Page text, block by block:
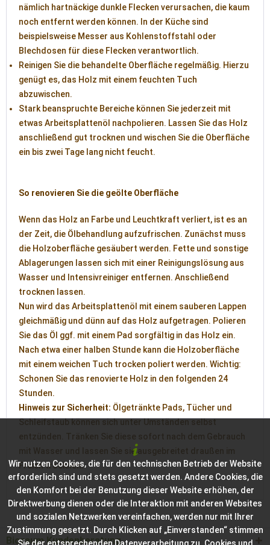
nämlich hartnäckige dunkle Flecken verursachen, die kaum
noch entfernt werden können. In der Küche sind
beispielsweise Messer aus Kohlenstoffstahl oder
Blechdosen für diese Flecken verantwortlich.
Reinigen Sie die behandelte Oberfläche regelmäßig. Hierzu
genügt es, das Holz mit einem feuchten Tuch
abzuwischen.
Stark beanspruchte Bereiche können Sie jederzeit mit
etwas Arbeitsplattenöl nachpolieren. Lassen Sie das Holz
anschließend gut trocknen und wischen Sie die Oberfläche
ein bis zwei Tage lang nicht feucht.
So renovieren Sie die geölte Oberfläche
Wenn das Holz an Farbe und Leuchtkraft verliert, ist es an
der Zeit, die Ölbehandlung aufzufrischen. Zunächst muss
die Holzoberfläche gesäubert werden. Fette und sonstige
Ablagerungen lassen sich mit einer Reinigungslösung aus
Wasser und Intensivreiniger entfernen. Anschließend
trocknen lassen.
Nun wird das Arbeitsplattenöl mit einem sauberen Lappen
gleichmäßig und dünn auf das Holz aufgetragen. Polieren
Sie das Öl ggf. mit einem Pad sorgfältig in das Holz ein.
Nach etwa einer halben Stunde kann die Holzoberfläche
mit einem weichen Tuch trocken poliert werden. Wichtig:
Schonen Sie das renovierte Holz in den folgenden 24
Stunden.
Hinweis zur Sicherheit: Ölgetränkte Pads, Tücher und
Schleifstaub können sich unter Umständen selbst
entzünden. Tränken Sie diese sofort nach dem Gebrauch
mit Wasser und lassen Sie sie ausgebreitet draußen im
Freien trocknen.
Bioraum Kundenberatung
Wir nutzen Cookies, die für den technischen Betrieb der Website
erforderlich sind und stets gesetzt werden. Andere Cookies, die
den Komfort bei der Benutzung dieser Website erhöhen, der
Direktwerbung dienen oder die Interaktion mit anderen Websites
und sozialen Netzwerken vereinfachen, werden nur mit Ihrer
Zustimmung gesetzt. Durch Klicken auf „Einverstanden“ stimmen